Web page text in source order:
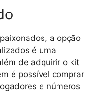
a opção
é uma
de adquirir o kit
é possível comprar
e números